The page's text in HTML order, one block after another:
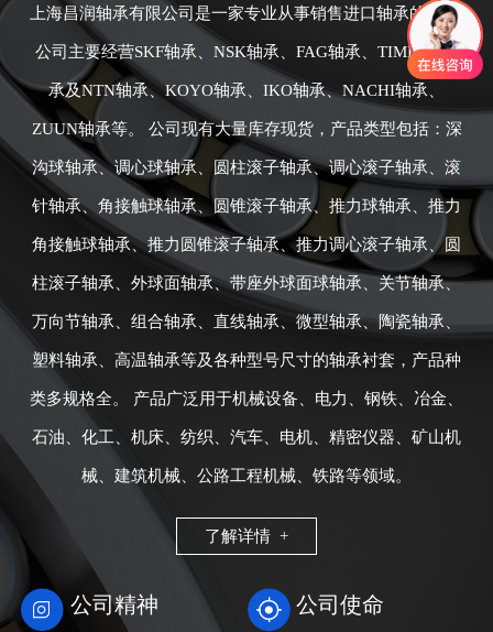
上海昌润轴承有限公司是一家专业从事销售进口轴承的公司,
公司主要经营SKF轴承、NSK轴承、FAG轴承、TIMKEN轴
承及NTN轴承、KOYO轴承、IKO轴承、NACHI轴承、
ZUUN轴承等。 公司现有大量库存现货，产品类型包括：深
沟球轴承、调心球轴承、圆柱滚子轴承、调心滚子轴承、滚
针轴承、角接触球轴承、圆锥滚子轴承、推力球轴承、推力
角接触球轴承、推力圆锥滚子轴承、推力调心滚子轴承、圆
柱滚子轴承、外球面轴承、带座外球面球轴承、关节轴承、
万向节轴承、组合轴承、直线轴承、微型轴承、陶瓷轴承、
塑料轴承、高温轴承等及各种型号尺寸的轴承衬套，产品种
类多规格全。 产品广泛用于机械设备、电力、钢铁、冶金、
石油、化工、机床、纺织、汽车、电机、精密仪器、矿山机
械、建筑机械、公路工程机械、铁路等领域。
了解详情 +
公司精神 公司使命